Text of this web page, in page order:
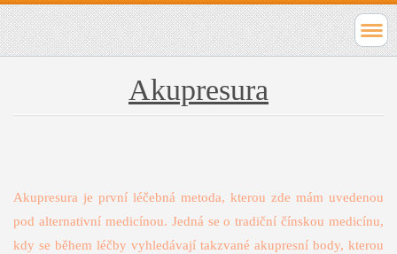
Akupresura
Akupresura je první léčebná metoda, kterou zde mám uvedenou
pod alternativní medicínou. Jedná se o tradiční čínskou medicínu,
kdy se během léčby vyhledávají takzvané akupresní body, kterou